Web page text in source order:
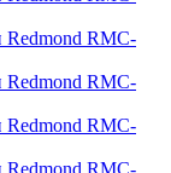
Redmond RMC-
Redmond RMC-
Redmond RMC-
Redmond RMC-